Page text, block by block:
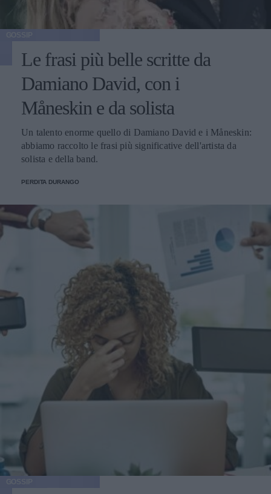
Le frasi più belle scritte da
Damiano David, con i
Måneskin e da solista
Un talento enorme quello di Damiano David e i Måneskin:
abbiamo raccolto le frasi più significative dell'artista da
solista e della band.
PERDITA DURANGO